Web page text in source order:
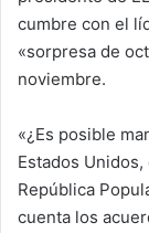
cumbre con el
«sorpresa de
noviembre.
«¿Es posible
Estados
República
cuenta los